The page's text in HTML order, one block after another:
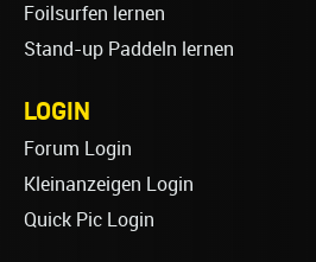
Foilsurfen lernen
Stand-up Paddeln lernen
LOGIN
Forum Login
Kleinanzeigen Login
Quick Pic Login